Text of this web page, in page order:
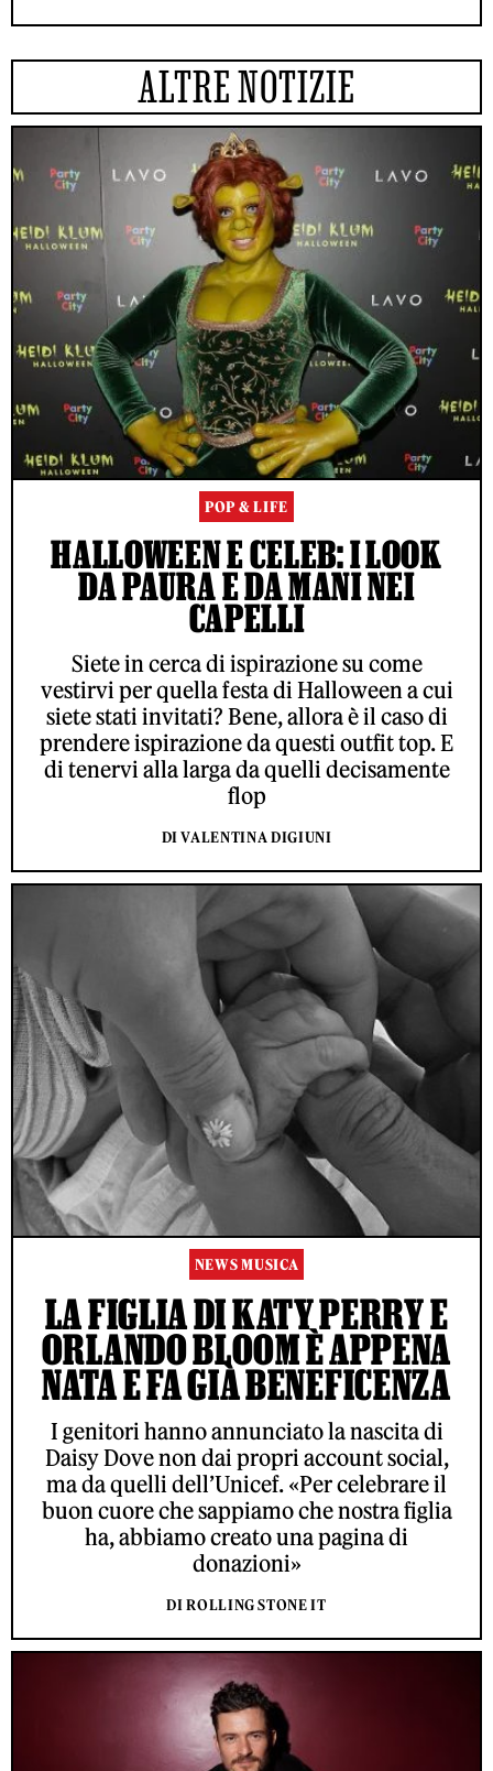
ALTRE NOTIZIE
POP & LIFE
HALLOWEEN E CELEB: I LOOK
DA PAURA E DA MANI NEI
CAPELLI
Siete in cerca di ispirazione su come
vestirvi per quella festa di Halloween a cui
siete stati invitati? Bene, allora è il caso di
prendere ispirazione da questi outfit top. E
di tenervi alla larga da quelli decisamente
flop
DI VALENTINA DIGIUNI
NEWS MUSICA
LA FIGLIA DI KATY PERRY E
ORLANDO BLOOM È APPENA
NATA E FA GIÀ BENEFICENZA
I genitori hanno annunciato la nascita di
Daisy Dove non dai propri account social,
ma da quelli dell’Unicef. «Per celebrare il
buon cuore che sappiamo che nostra figlia
ha, abbiamo creato una pagina di
donazioni»
DI ROLLING STONE IT